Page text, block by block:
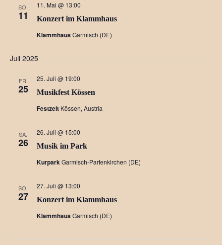
SO.
11 Konzert im Klammhaus
11. Mai @ 13:00
KlammhausGarmisch (DE)
Juli 2025
FR.
25 Musikfest Kössen
25. Juli @ 19:00
Festzelt Kössen, Austria
SA.
26 Musik im Park
26. Juli @ 15:00
KurparkGarmisch-Partenkirchen (DE)
SO.
27 Konzert im Klammhaus
27. Juli @ 13:00
KlammhausGarmisch (DE)